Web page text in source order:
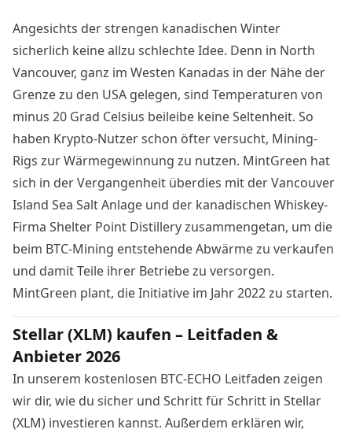
Angesichts der strengen kanadischen Winter
sicherlich keine allzu schlechte Idee. Denn in North
Vancouver, ganz im Westen Kanadas in der Nähe der
Grenze zu den USA gelegen, sind Temperaturen von
minus 20 Grad Celsius beileibe keine Seltenheit. So
haben Krypto-Nutzer schon öfter versucht, Mining-
Rigs zur Wärmegewinnung zu nutzen. MintGreen hat
sich in der Vergangenheit überdies mit der Vancouver
Island Sea Salt Anlage und der kanadischen Whiskey-
Firma Shelter Point Distillery zusammengetan, um die
beim BTC-Mining entstehende Abwärme zu verkaufen
und damit Teile ihrer Betriebe zu versorgen.
MintGreen plant, die Initiative im Jahr 2022 zu starten.
Stellar (XLM) kaufen – Leitfaden &
Anbieter 2026
In unserem kostenlosen BTC-ECHO Leitfaden zeigen
wir dir, wie du sicher und Schritt für Schritt in Stellar
(XLM) investieren kannst. Außerdem erklären wir,